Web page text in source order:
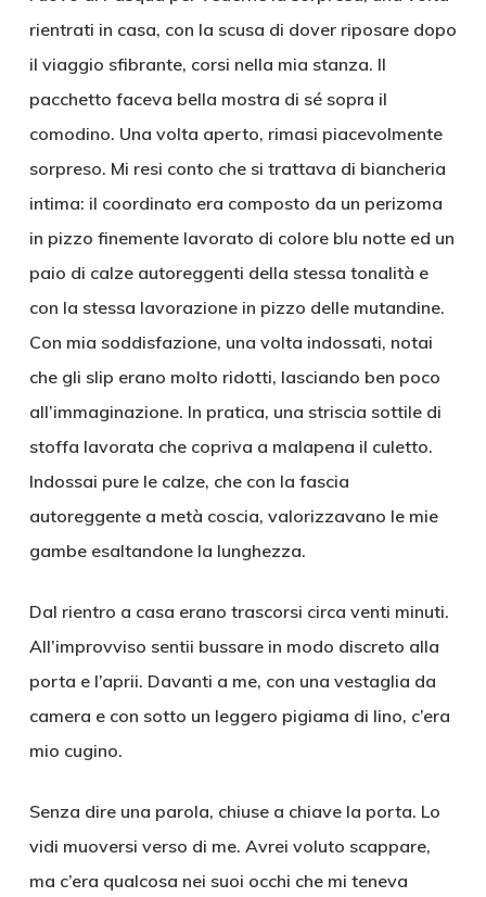
rientrati in casa, con la scusa di dover riposare dopo
il viaggio sfibrante, corsi nella mia stanza. Il
pacchetto faceva bella mostra di sé sopra il
comodino. Una volta aperto, rimasi piacevolmente
sorpreso. Mi resi conto che si trattava di biancheria
intima: il coordinato era composto da un perizoma
in pizzo finemente lavorato di colore blu notte ed un
paio di calze autoreggenti della stessa tonalità e
con la stessa lavorazione in pizzo delle mutandine.
Con mia soddisfazione, una volta indossati, notai
che gli slip erano molto ridotti, lasciando ben poco
all’immaginazione. In pratica, una striscia sottile di
stoffa lavorata che copriva a malapena il culetto.
Indossai pure le calze, che con la fascia
autoreggente a metà coscia, valorizzavano le mie
gambe esaltandone la lunghezza.
Dal rientro a casa erano trascorsi circa venti minuti.
All’improvviso sentii bussare in modo discreto alla
porta e l’aprii. Davanti a me, con una vestaglia da
camera e con sotto un leggero pigiama di lino, c’era
mio cugino.
Senza dire una parola, chiuse a chiave la porta. Lo
vidi muoversi verso di me. Avrei voluto scappare,
ma c’era qualcosa nei suoi occhi che mi teneva